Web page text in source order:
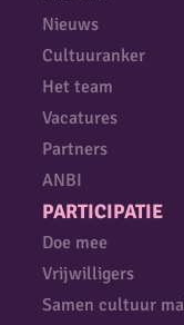
Nieuws
Cultuuranker
Het team
Vacatures
Partners
ANBI
PARTICIPATIE
Doe mee
Vrijwilligers
Samen cultuur